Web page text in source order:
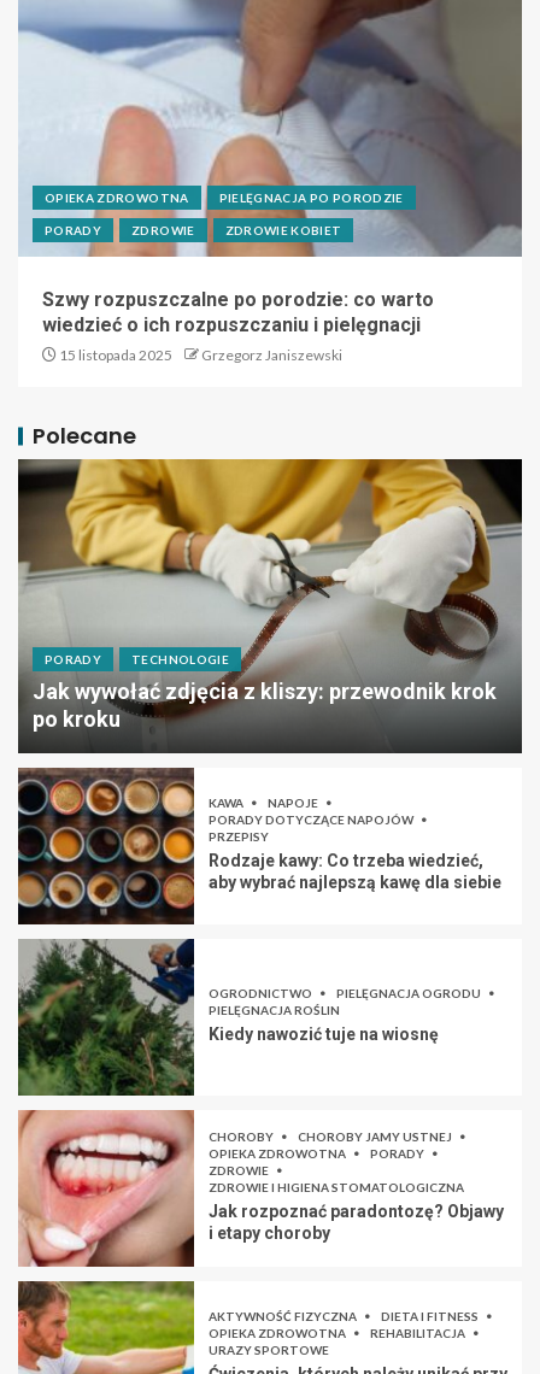
OPIEKA ZDROWOTNA PIELĘGNACJA PO PORODZIE
PORADY ZDROWIE ZDROWIE KOBIET
Szwy rozpuszczalne po porodzie: co warto
wiedzieć o ich rozpuszczaniu i pielęgnacji
15 listopada 2025 Grzegorz Janiszewski
Polecane
PORADY TECHNOLOGIE
Jak wywołać zdjęcia z kliszy: przewodnik krok
po kroku
KAWA
NAPOJE
PORADY DOTYCZĄCE NAPOJÓW
PRZEPISY
Rodzaje kawy: Co trzeba wiedzieć,
aby wybrać najlepszą kawę dla siebie
OGRODNICTWO
PIELĘGNACJA OGRODU
PIELĘGNACJA ROŚLIN
Kiedy nawozić tuje na wiosnę
CHOROBY
CHOROBY JAMY USTNEJ
OPIEKA ZDROWOTNA
PORADY
ZDROWIE
ZDROWIE I HIGIENA STOMATOLOGICZNA
Jak rozpoznać paradontozę? Objawy
i etapy choroby
AKTYWNOŚĆ FIZYCZNA
DIETA I FITNESS
OPIEKA ZDROWOTNA
REHABILITACJA
URAZY SPORTOWE